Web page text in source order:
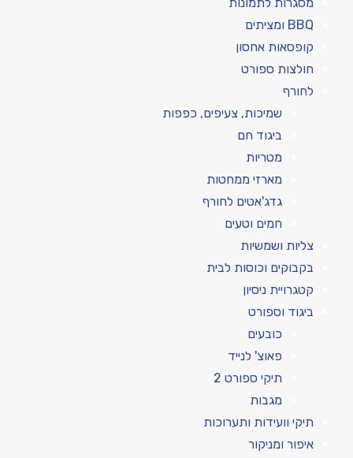
מסגרות לתמונות
BBQ ומציתים
קופסאות אחסון
חולצות ספורט
לחורף
שמיכות, צעיפים, כפפות
ביגוד חם
מטריות
מארזי ממחטות
גדג'אטים לחורף
חמים וטעים
צליות ושמשיות
בקבוקים וכוסות לבית
קטגרויית ניסיון
ביגוד וספורט
כובעים
פאוצ' לנייד
תיקי ספורט 2
מגבות
תיקי וועידות ותערוכות
איפור ומניקור